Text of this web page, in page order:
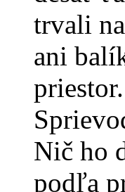
trvali
ani
priestor.
Nič ho
podľa